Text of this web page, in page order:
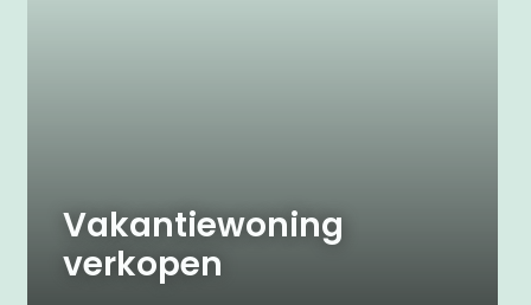
Vakantiewoning
verkopen